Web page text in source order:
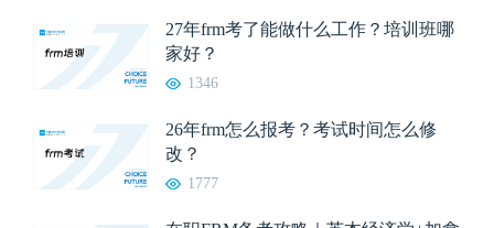
27年frm考了能做什么工作？培训班哪
家好？
1346
26年frm怎么报考？考试时间怎么修
改？
1777